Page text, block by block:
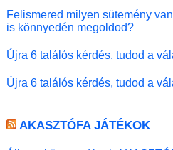
Felismered milyen sütemény
is könnyedén megoldod?
Újra 6 találós kérdés, tudod a
Újra 6 találós kérdés, tudod a
AKASZTÓFA JÁTÉKOK